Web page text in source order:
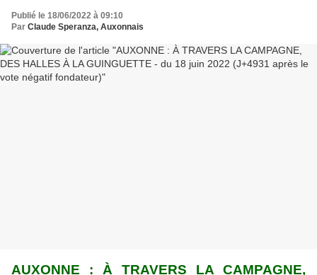
Publié le 18/06/2022 à 09:10
Par Claude Speranza, Auxonnais
AUXONNE : À TRAVERS LA CAMPAGNE,